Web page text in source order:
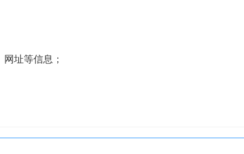
址等信息；